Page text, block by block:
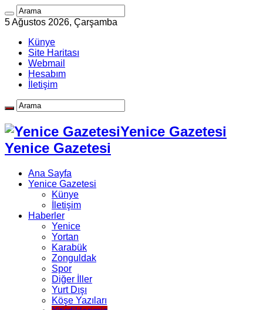
5 Ağustos 2026, Çarşamba
Künye
Site Haritası
Webmail
Hesabım
İletişim
Yenice Gazetesi
Yenice Gazetesi
Ana Sayfa
Yenice Gazetesi
Künye
İletişim
Haberler
Yenice
Yortan
Karabük
Zonguldak
Spor
Diğer İller
Yurt Dışı
Köşe Yazıları